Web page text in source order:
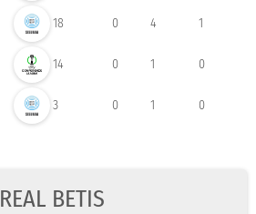
18 0 4 1
14 0 1 0
3 0 1 0
REAL BETIS